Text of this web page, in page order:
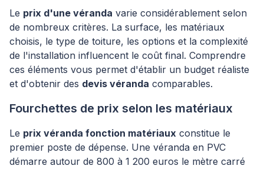
Le prix d'une véranda varie considérablement selon
de nombreux critères. La surface, les matériaux
choisis, le type de toiture, les options et la complexité
de l'installation influencent le coût final. Comprendre
ces éléments vous permet d'établir un budget réaliste
et d'obtenir des devis véranda comparables.
Fourchettes de prix selon les matériaux
Le prix véranda fonction matériaux constitue le
premier poste de dépense. Une véranda en PVC
démarre autour de 800 à 1 200 euros le mètre carré